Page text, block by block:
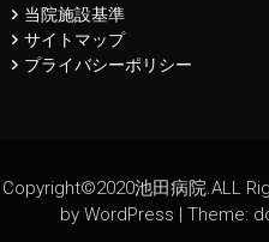
当院施設基準
サイトマップ
プライバシーポリシー
Copyright©2020池田病院.ALL
by WordPress | Theme: